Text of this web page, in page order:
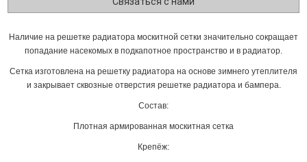
Наличие на решетке радиатора москитной сетки значительно сокращает
попадание насекомых в подкапотное пространство и в радиатор.
Сетка изготовлена на решетку радиатора на основе зимнего утеплителя
и закрывает сквозные отверстия решетке радиатора и бампера.
Состав:
Плотная армированная москитная сетка
Крепёж: